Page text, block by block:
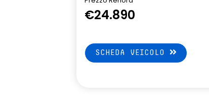
€24.890
SCHEDA VEICOLO